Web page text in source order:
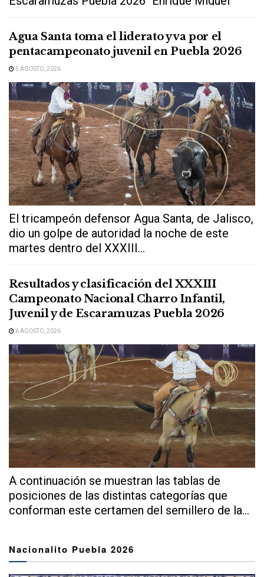
Agua Santa toma el liderato y va por el
pentacampeonato juvenil en Puebla 2026
5 AGOSTO, 2026
El tricampeón defensor Agua Santa, de Jalisco,
dio un golpe de autoridad la noche de este
martes dentro del XXXIII...
Resultados y clasificación del XXXIII
Campeonato Nacional Charro Infantil,
Juvenil y de Escaramuzas Puebla 2026
6 AGOSTO, 2026
A continuación se muestran las tablas de
posiciones de las distintas categorías que
conforman este certamen del semillero de la...
Nacionalito Puebla 2026